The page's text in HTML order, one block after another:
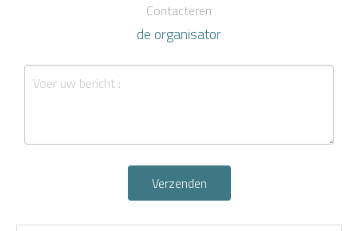
Contacteren
de organisator
Verzenden